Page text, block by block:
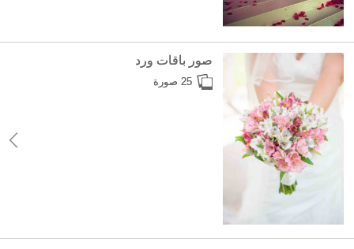
صور باقات ورد
25 صورة